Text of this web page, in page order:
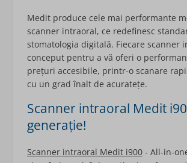
Medit produce cele mai performante
scanner intraoral, ce redefinesc
stomatologia digitală. Fiecare scanner
conceput pentru a vă oferi o
prețuri accesibile, printr-o scanare
cu un grad înalt de acuratețe.
Scanner intraoral Medit
generație!
Scanner intraoral Medit i900 - All-in-